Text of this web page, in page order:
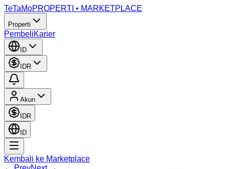
TeTaMoPROPERTI • MARKETPLACE
Properti
PembeliKarier
ID
IDR
Akun
IDR
ID
Kembali ke Marketplace